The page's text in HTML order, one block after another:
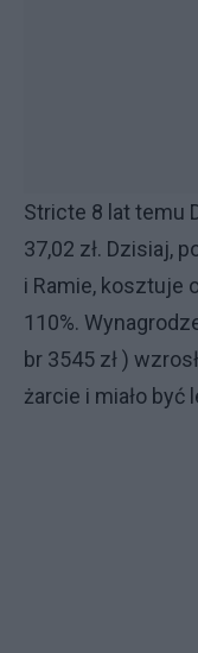
Stricte 8 lat temu
37,02 zł. Dzisiaj,
i Ramie, kosztuje
110%.
br 3545 zł )
żarcie i miało być